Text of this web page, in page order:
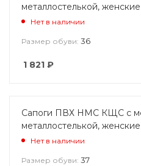
металлостелькой,
Нет в наличии
Размер обуви: 36
1 821 ₽
Сапоги ПВХ НМС КЩС с
металлостелькой,
Нет в наличии
Размер обуви: 37